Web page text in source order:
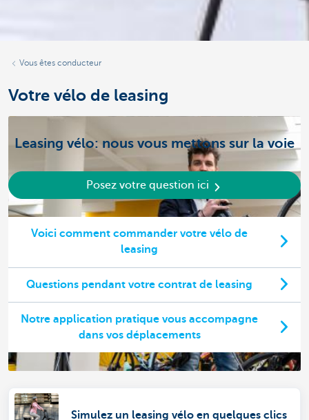
Vous êtes conducteur
Votre vélo de leasing
Leasing vélo: nous vous mettons sur la voie
Posez votre question ici
Voici comment commander votre vélo de
leasing
Questions pendant votre contrat de leasing
Notre application pratique vous accompagne
dans vos déplacements
Simulez un leasing vélo en quelques clics